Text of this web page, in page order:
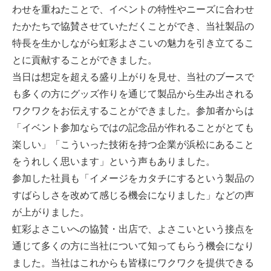
わせを重ねたことで、イベントの特性やニーズに合わせ
たかたちで協賛させていただくことができ、当社製品の
特長を生かしながら虹彩よさこいの魅力を引き立てるこ
とに貢献することができました。
当日は想定を超える盛り上がりを見せ、当社のブースで
も多くの方にグッズ作りを通じて製品から生み出される
ワクワクをお伝えすることができました。参加者からは
「イベント参加ならではの記念品が作れることがとても
楽しい」「こういった技術を持つ企業が浜松にあること
をうれしく思います」という声もありました。
参加した社員も「イメージをカタチにするという製品の
すばらしさを改めて感じる機会になりました」などの声
が上がりました。
虹彩よさこいへの協賛・出店で、よさこいという接点を
通じて多くの方に当社について知ってもらう機会になり
ました。当社はこれからも皆様にワクワクを提供できる